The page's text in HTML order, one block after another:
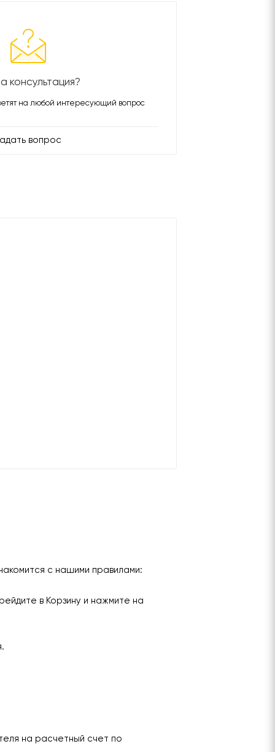
консультация?
на любой интересующий вопрос
вопрос
с нашими правилами:
в Корзину и нажмите на
на расчетный счет по